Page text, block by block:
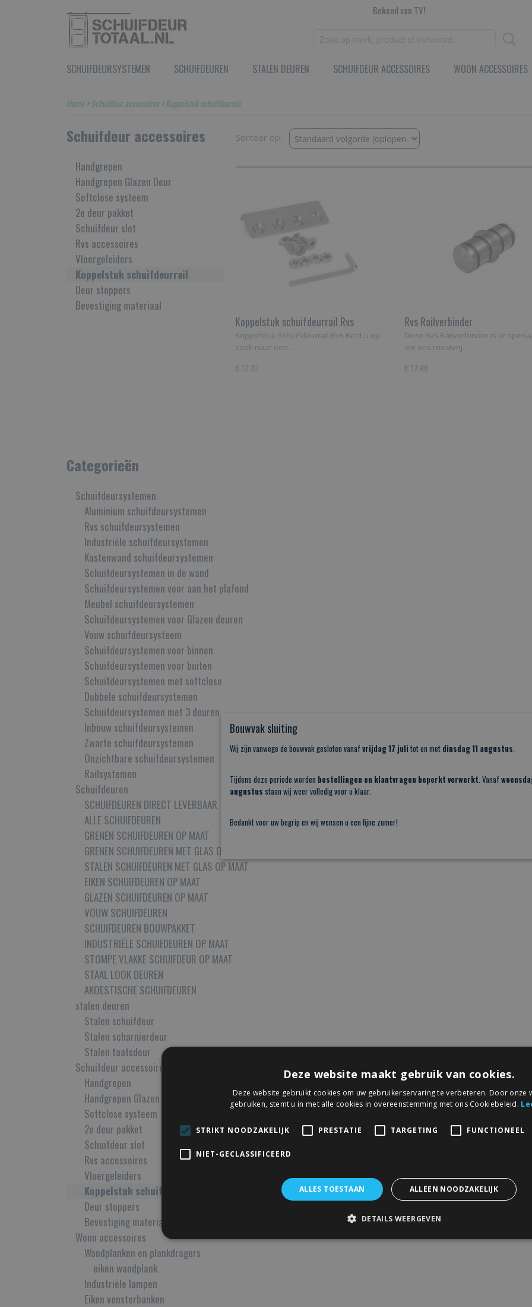
Bekend van TV!
SCHUIFDEURSYSTEMEN SCHUIFDEUREN STALEN DEUREN SCHUIFDEUR ACCESSOIRES WOON ACCESSOIRES
Home>Schuifdeur accessoires>Koppelstuk schuifdeurrail
Schuifdeur accessoires
Handgrepen
Handgrepen Glazen Deur
Softclose systeem
2e deur pakket
Schuifdeur slot
Rvs accessoires
Vloergeleiders
Koppelstuk schuifdeurrail
Deur stoppers
Bevestiging materiaal
Sorteer op:
Koppelstuk schuifdeurrail Rvs
Koppelstuk Schuifdeurrail Rvs Bent u op
zoek naar een…
€ 12,82
Rvs Railverbinder
Deze Rvs Railverbinder is er
om ons roestvrij…
€ 17,46
Categorieën
Schuifdeursystemen
Aluminium schuifdeursystemen
Rvs schuifdeursystemen
Industriële schuifdeursystemen
Kastenwand schuifdeursystemen
Schuifdeursystemen in de wand
Schuifdeursystemen voor aan het plafond
Meubel schuifdeursystemen
Schuifdeursystemen voor Glazen deuren
Vouw schuifdeursysteem
Schuifdeursystemen voor binnen
Schuifdeursystemen voor buiten
Schuifdeursystemen met softclose
Dubbele schuifdeursystemen
Schuifdeursystemen met 3 deuren
Inbouw schuifdeursystemen
Zwarte schuifdeursystemen
Onzichtbare schuifdeursystemen
Railsystemen
Schuifdeuren
SCHUIFDEUREN DIRECT LEVERBAAR
ALLE SCHUIFDEUREN
GRENEN SCHUIFDEUREN OP MAAT
GRENEN SCHUIFDEUREN MET GLAS OP MAAT
STALEN SCHUIFDEUREN MET GLAS OP MAAT
EIKEN SCHUIFDEUREN OP MAAT
GLAZEN SCHUIFDEUREN OP MAAT
VOUW SCHUIFDEUREN
SCHUIFDEUREN BOUWPAKKET
INDUSTRIËLE SCHUIFDEUREN OP MAAT
STOMPE VLAKKE SCHUIFDEUR OP MAAT
STAAL LOOK DEUREN
AKOESTISCHE SCHUIFDEUREN
stalen deuren
Stalen schuifdeur
Stalen scharnierdeur
Stalen taatsdeur
Schuifdeur accessoires
Handgrepen
Handgrepen Glazen Deur
Softclose systeem
2e deur pakket
Schuifdeur slot
Rvs accessoires
Vloergeleiders
Koppelstuk schuifdeurrail
Deur stoppers
Bevestiging materiaal
Woon accessoires
Wandplanken en plankdragers
eiken wandplank
Industriële lampen
Eiken vensterbanken
Bouwvak sluiting
Wij zijn vanwege de bouwvak gesloten vanaf vrijdag 17 juli tot en met dinsdag 11 augustus.
Tijdens deze periode worden bestellingen en klantvragen beperkt verwerkt. Vanaf
augustus staan wij weer volledig voor u klaar.
Bedankt voor uw begrip en wij wensen u een fijne zomer!
Deze website maakt gebruik van cookies.
Deze website gebruikt cookies om uw gebruikerservaring te verbeteren. Door onze
gebruiken, stemt u in met alle cookies in overeenstemming met ons Cookiebeleid.
STRIKT NOODZAKELIJK PRESTATIE TARGETING FUNCTIONEEL
NIET-GECLASSIFICEERD
ALLES TOESTAAN ALLEEN NOODZAKELIJK
DETAILS WEERGEVEN